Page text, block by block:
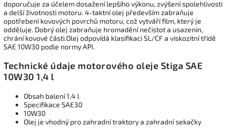
doporučuje za účelem dosažení lepšího výkonu, zvýšení spolehlivosti
a delší životnosti motoru. 4-taktní olej především zabraňuje
opotřebení kovových povrchů motoru, což vytváří film, který je
odděluje. Dobrý olej zabraňuje hromadění nečistot a usazenin,
chrání kovové části.Olej odpovídá klasifikaci SL/CF a viskozitní třídě
SAE 10W30 podle normy API.
Technické údaje motorového oleje Stiga SAE
10W30 1,4 l
Obsah balení 1,4 l
Specifikace SAE30
10W30
Olej je vhodný pro zahradní traktory a zahradní sekačky